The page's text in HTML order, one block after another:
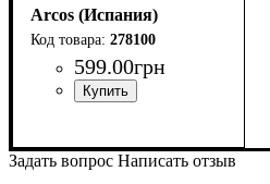
Arcos (Испания)
278100
599.00грн
Задать вопрос Написать отзыв